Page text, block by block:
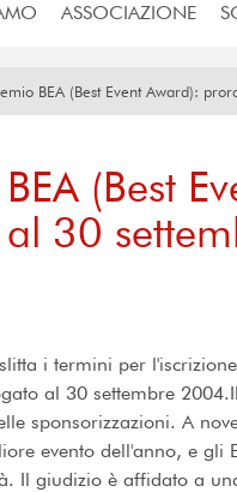
ASSOCIAZIONE
BEA (Best Event Award):
(Best
30
i termini per
al 30 settembre
sponsorizzazioni. A
evento dell'anno, e gli
Il giudizio è affidato a